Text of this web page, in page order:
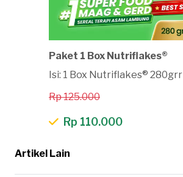
Paket 1 Box Nutriflakes®
Isi: 1 Box Nutriflakes® 280grr
Rp 125.000
Rp 110.000
Artikel Lain